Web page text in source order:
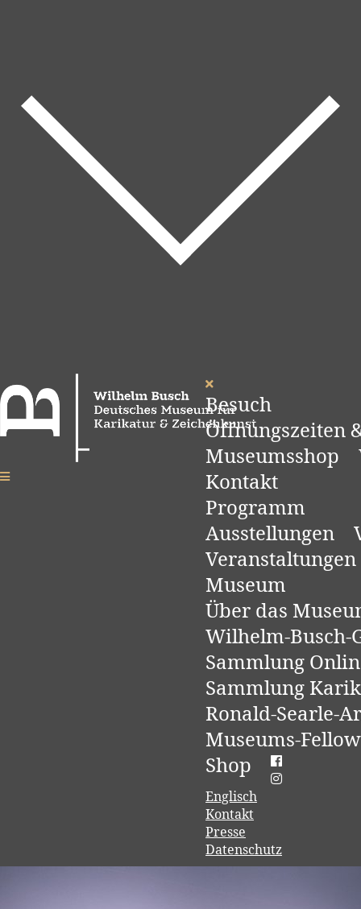
Besuch
Öffnungszeiten
Museumsshop
Kontakt
Programm
Ausstellungen
Veranstaltungen
Museum
Über das
Wilhelm-Busch-
Sammlung
Sammlung
Ronald-Searle-
Museums-
Shop
Englisch
Kontakt
Presse
Datenschutz